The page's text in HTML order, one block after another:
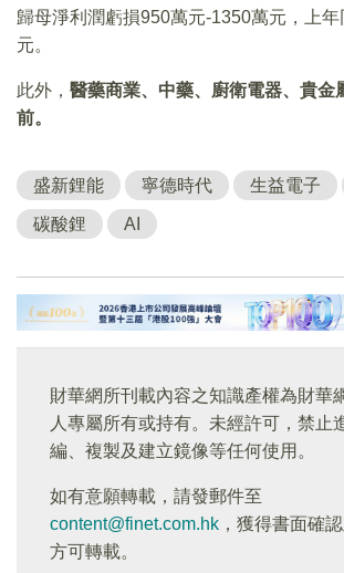
歸母淨利潤虧損950萬元-1350萬元，上
元。
此外， 醫藥商業、中藥、廚衛電器、貴金
前。
盛新鋰能 寧德時代 生益電子
碳酸鋰 AI
財華網所刊載內容之知識產權為財華
人專屬所有或持有。未經許可，禁止
編、複製及建立鏡像等任何使用。
如有意願轉載，請發郵件至
content@finet.com.hk ，獲得書面確
方可轉載。